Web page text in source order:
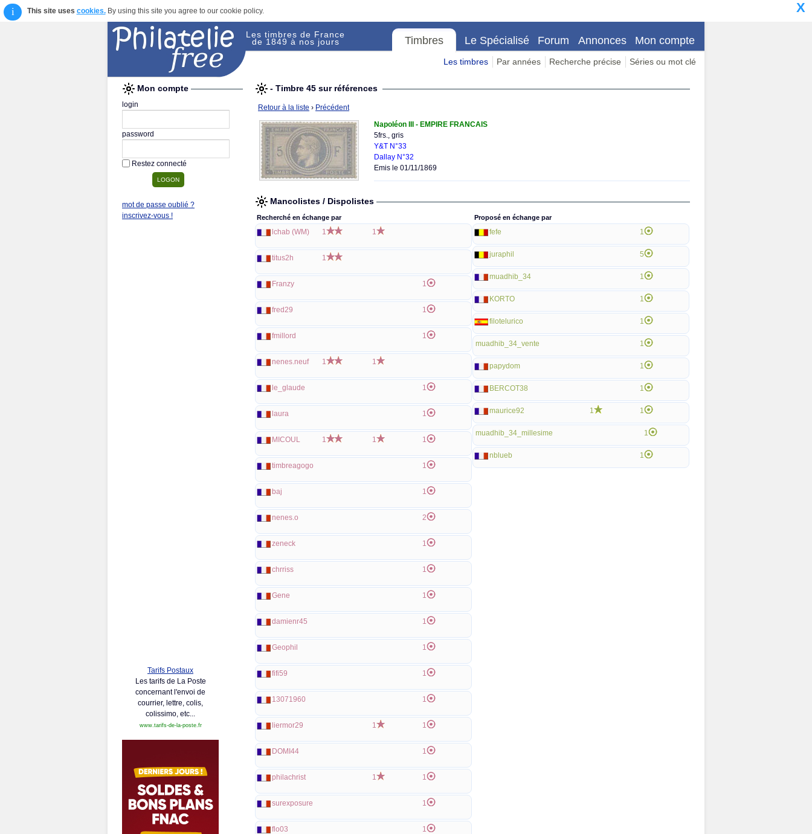
i This site uses cookies.By using this site you agree to our cookie policy. X
Les timbres de France
de 1849 à nos jours Timbres Le Spécialisé Forum Annonces Mon compte
Les timbres Par années Recherche précise Séries ou mot clé
Mon compte
login
password
Restez connecté
mot de passe oublié ?
inscrivez-vous !
Tarifs Postaux
Les tarifs de La Poste
concernant l'envoi de
courrier, lettre, colis,
colissimo, etc...
www.tarifs-de-la-poste.fr
- Timbre 45 sur références
Retour à la liste › Précédent
Napoléon III - EMPIRE FRANCAIS
5frs., gris
Y&T N°33
Dallay N°32
Emis le 01/11/1869
Mancolistes / Dispolistes
Recherché en échange par
lchab (WM) 1 1
titus2h 1
Franzy 1
fred29 1
fmillord 1
nenes.neuf 1 1
le_glaude 1
laura 1
MICOUL 1 1 1
timbreagogo 1
baj 1
nenes.o 2
zeneck 1
chrriss 1
Gene 1
damienr45 1
Geophil 1
fifi59 1
13071960 1
liermor29 1 1
DOMI44 1
philachrist 1 1
surexposure 1
flo03 1
Proposé en échange par
fefe 1
juraphil 5
muadhib_34 1
KORTO 1
filotelurico 1
muadhib_34_vente 1
papydom 1
BERCOT38 1
maurice92 1 1
muadhib_34_millesime 1
nblueb 1